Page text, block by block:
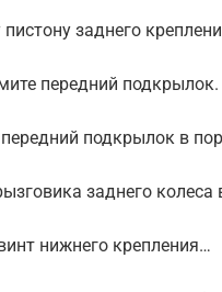
заднего
передний подкрылок.
передний подкрылок в
заднего
нижнего крепления…